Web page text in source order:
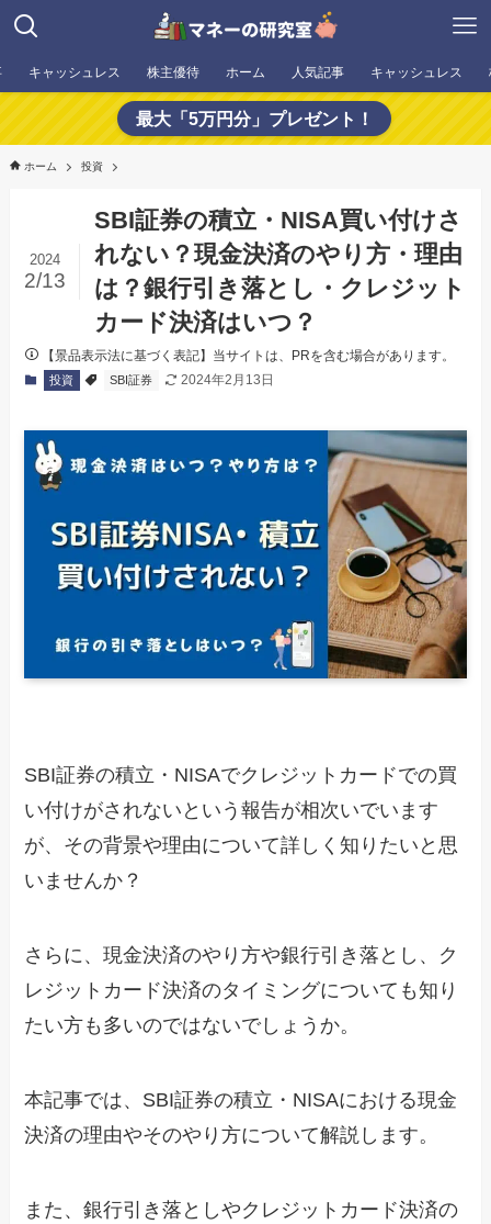
キャッシュレス 株主優待 ホーム 人気記事 キャッシュレス
最大「5万円分」プレゼント！
ホーム 投資
SBI証券の積立・NISA買い付けさ
れない？現金決済のやり方・理由
は？銀行引き落とし・クレジット
カード決済はいつ？
2024
2/13
【景品表示法に基づく表記】当サイトは、PRを含む場合があります。
投資 SBI証券 2024年2月13日
SBI証券の積立・NISAでクレジットカードでの買
い付けがされないという報告が相次いでいます
が、その背景や理由について詳しく知りたいと思
いませんか？
さらに、現金決済のやり方や銀行引き落とし、ク
レジットカード決済のタイミングについても知り
たい方も多いのではないでしょうか。
本記事では、SBI証券の積立・NISAにおける現金
決済の理由やそのやり方について解説します。
また、銀行引き落としやクレジットカード決済の